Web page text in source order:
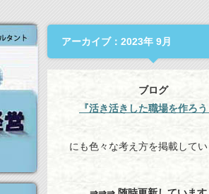
アーカイブ：2023年 9月
ブログ
『活き活きした職場を作ろう
にも色々な考え方を掲載してい